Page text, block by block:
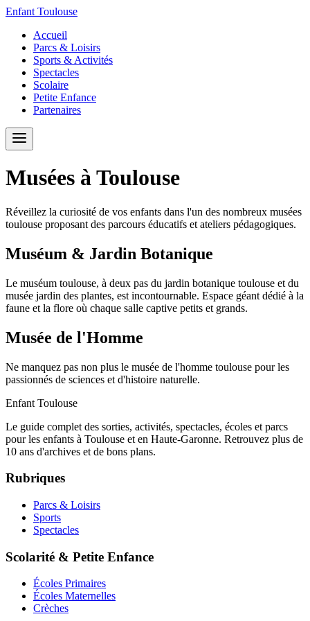
Enfant Toulouse
Accueil
Parcs & Loisirs
Sports & Activités
Spectacles
Scolaire
Petite Enfance
Partenaires
Musées à Toulouse
Réveillez la curiosité de vos enfants dans l'un des nombreux musées
toulouse proposant des parcours éducatifs et ateliers pédagogiques.
Muséum & Jardin Botanique
Le muséum toulouse, à deux pas du jardin botanique toulouse et du
musée jardin des plantes, est incontournable. Espace géant dédié à la
faune et la flore où chaque salle captive petits et grands.
Musée de l'Homme
Ne manquez pas non plus le musée de l'homme toulouse pour les
passionnés de sciences et d'histoire naturelle.
Enfant Toulouse
Le guide complet des sorties, activités, spectacles, écoles et parcs
pour les enfants à Toulouse et en Haute-Garonne. Retrouvez plus de
10 ans d'archives et de bons plans.
Rubriques
Parcs & Loisirs
Sports
Spectacles
Scolarité & Petite Enfance
Écoles Primaires
Écoles Maternelles
Crèches